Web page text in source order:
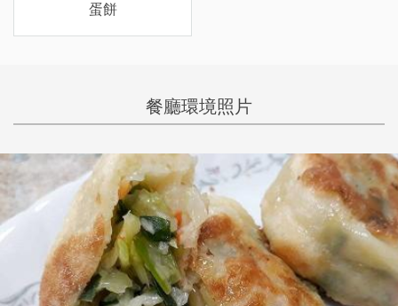
蛋餅
餐廳環境照片